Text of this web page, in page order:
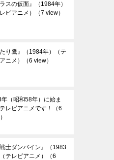
ラスの仮面』（1984年）
レビアニメ）
（7 view）
たり鷹』（1984年）（テ
ニメ）
（6 view）
（昭和58年）に始ま
レビアニメです！
（6
戦士ダンバイン』（1983
テレビアニメ）
（6